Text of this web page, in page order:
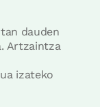
dauden
Artzaintza
izateko